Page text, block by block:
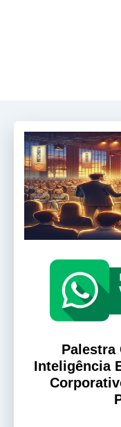
Palestra
Inteligência